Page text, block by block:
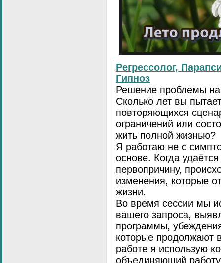
Регрессолог,
Гипноз
Решение проблемы на
Сколько лет вы
повторяющихся
ограничений или
жить полной жизнью?
Я работаю не с
основе. Когда
первопричину,
изменения, которые
жизни.
Во время сессии мы
вашего запроса,
программы,
которые продолжают
работе я использую
объединяющий